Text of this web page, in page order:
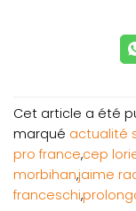
Cet article a été
marqué actualité
pro france,cep
morbihan,jaime
franceschi,